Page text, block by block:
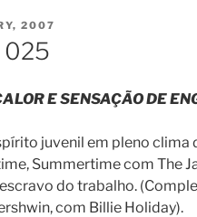
2007
025
E SENSAÇÃO DE
juvenil em pleno clima
Summertime com The
do trabalho.
com Billie Holiday).